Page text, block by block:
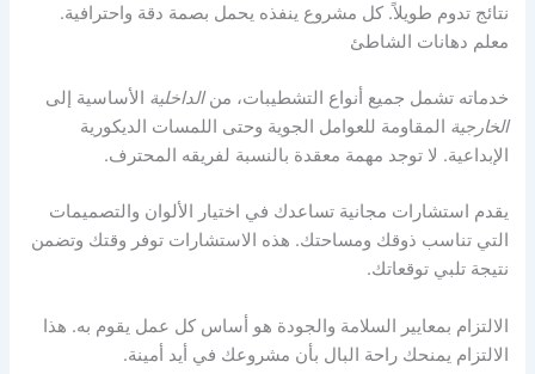
نتائج تدوم طويلاً. كل مشروع ينفذه يحمل بصمة دقة واحترافية.
معلم دهانات الشاطئ
خدماته تشمل جميع أنواع التشطيبات، منالداخلية الأساسية إلى
الخارجية المقاومة للعوامل الجوية وحتى اللمسات الديكورية
الإبداعية. لا توجد مهمة معقدة بالنسبة لفريقه المحترف.
يقدم استشارات مجانية تساعدك في اختيار الألوان والتصميمات
التي تناسب ذوقك ومساحتك. هذه الاستشارات توفر وقتك وتضمن
نتيجة تلبي توقعاتك.
الالتزام بمعايير السلامة والجودة هو أساس كل عمل يقوم به. هذا
الالتزام يمنحك راحة البال بأن مشروعك في أيد أمينة.